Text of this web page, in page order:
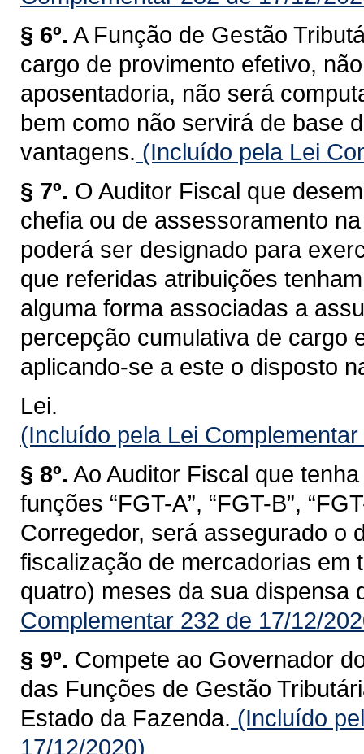
§ 6º. A Função de Gestão
cargo de provimento efetivo,
aposentadoria, não será
bem como não servirá de base
vantagens. (Incluído pela Lei
§ 7º. O Auditor Fiscal que
chefia ou de assessoramento
poderá ser designado para
que referidas atribuições
alguma forma associadas a
percepção cumulativa de cargo
aplicando-se a este o disposto
Lei.
(Incluído pela Lei
§ 8º. Ao Auditor Fiscal que
funções “FGT-A”, “FGT-B”,
Corregedor, será assegurado o
fiscalização de mercadorias em
quatro) meses da sua dispensa
Complementar 232 de 17/12/
§ 9º. Compete ao Governador
das Funções de Gestão
Estado da Fazenda. (Incluído
17/12/2020)